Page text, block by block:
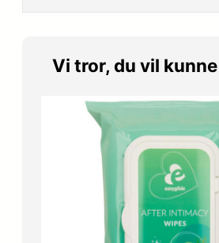
v
r
:
1
2
9
,
Vi tror, du vil